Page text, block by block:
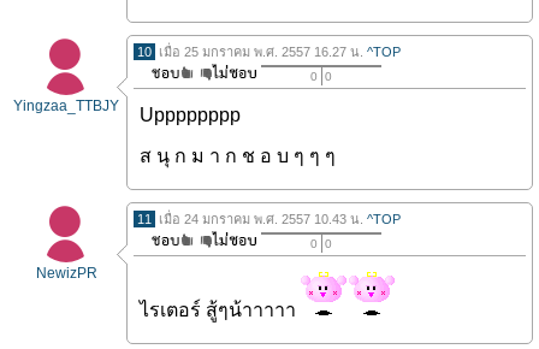
Yingzaa_TTBJY
10 เมื่อ 25 มกราคม พ.ศ. 2557 16.27 น. ^TOP
0 0
Upppppppp
ส นุ ก ม า ก ช อ บ ๆ ๆ ๆ
NewizPR
11 เมื่อ 24 มกราคม พ.ศ. 2557 10.43 น. ^TOP
0 0
ไรเตอร์ สู้ๆน้าาาาา